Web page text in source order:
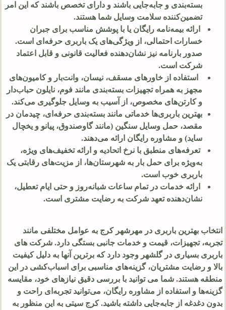
بسته‌بندی و جابه‌جایی باشند و دارای تخصص باشند که این امر
تضمین‌کننده سلامت وسایل شما هستند.
ارائه بیمه‌نامه رایگان یا با پوشش مناسب برای جبران
خسارات احتمالی، از ویژگی‌های یک باربری حرفه‌ای است.
صدور بارنامه نیز نشان‌دهنده فعالیت قانونی و قابل اعتماد
شرکت است.
استفاده از خاورهای مسقف، نیسان، وانت‌بار و کامیون‌های
مجهز به همراه تجهیزات بسته‌بندی مانند فوم، نایلون حباب‌دار
و کارتن‌های مخصوص، از آسیب به وسایل جلوگیری می‌کند.
بهترین باربری‌ها خدماتی مانند بسته‌بندی حرفه‌ای، چیدمان در
مقصد، حمل وسایل سنگین (مانند گاوصندوق، پیانو و یخچال
ساید) و مشاوره رایگان ارائه می‌دهند.
تعرفه‌های منطبق با نرخ اتحادیه و ارائه تخفیف‌های ویژه،
به‌ویژه برای حمل بار به شهرستان‌ها، از مزیت‌های رقابتی یک
باربری خوب است.
ارائه خدمات در تمام ساعات شبانه‌روز و حتی ایام تعطیل،
نشان‌دهنده تعهد شرکت به رضایت مشتری است.
انتخاب بهترین باربری در مهرشهر کرج به عوامل مختلفی مانند
تجربه، تجهیزات، قیمت و خدمات جانبی بستگی دارد. شرکت های
باربری بسیاری در گلشهر وجود دارد که برترین آنها به دلیل کیفیت
بالا و رضایت مشتریان، گزینه‌های مناسبی برای اسباب‌کشی در این
منطقه هستند. شما می توانید با بررسی دقیق نیازهای خود، مقایسه
گزینه‌ها و استفاده از مشاوره رایگان، می‌توانید تجربه‌ای راحت و
بدون دغدغه از جابه‌جایی داشته باشید. کرج سیتی به این منظور به